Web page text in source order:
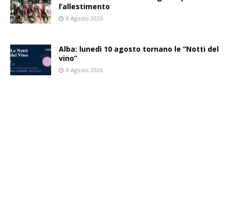
l’allestimento
8 Agosto 2026
Alba: lunedì 10 agosto tornano le “Notti del
vino”
8 Agosto 2026